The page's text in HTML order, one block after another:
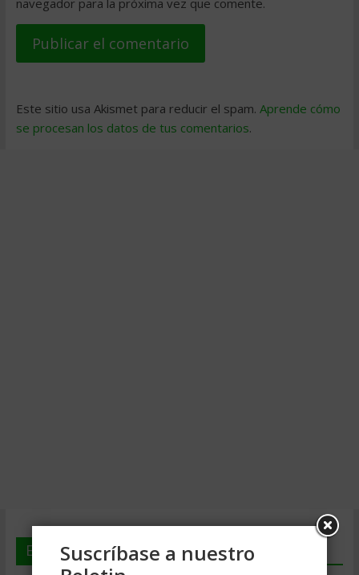
Este sitio usa Akismet para reducir el spam. Aprende cómo
se procesan los datos de tus comentarios.
En deGerencia.com
Suscríbase a nuestro